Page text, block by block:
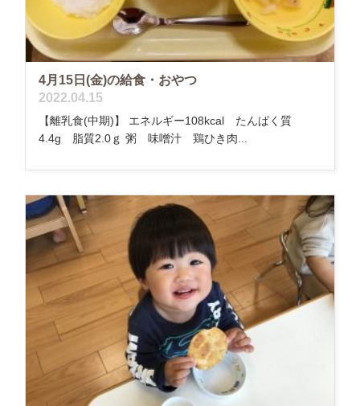
4月15日(金)の給食・おやつ
2022.04.15
【離乳食(中期)】 エネルギー108kcal たんぱく質
4.4g 脂質2.0ｇ 粥 味噌汁 鶏ひき肉...